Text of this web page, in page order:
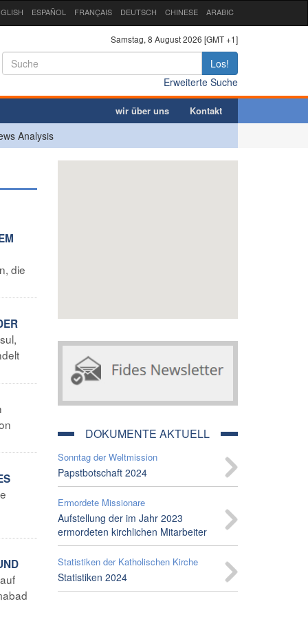
ESPAÑOL FRANÇAIS DEUTSCH CHINESE ARABIC
Samstag, 8 August 2026 [GMT +1]
Los!
Erweiterte Suche
wir über uns Kontakt
Analysis
die
DOKUMENTE AKTUELL
Sonntag der Weltmission
Papstbotschaft 2024
Ermordete Missionare
Aufstellung der im Jahr 2023
ermordeten kirchlichen Mitarbeiter
Statistiken der Katholischen Kirche
Statistiken 2024